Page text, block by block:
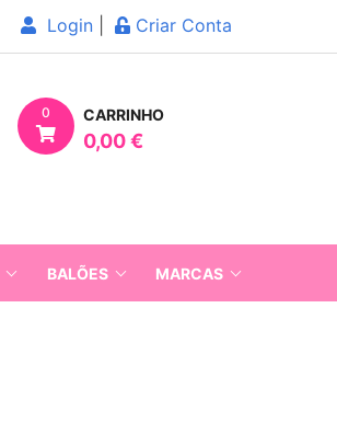
Login Criar Conta
0 CARRINHO
0,00 €
BALÕES MARCAS